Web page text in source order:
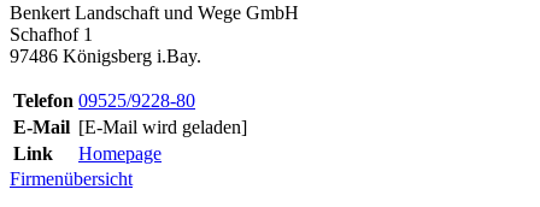
Benkert Landschaft und Wege GmbH
Schafhof 1
97486 Königsberg i.Bay.
Telefon 09525/9228-80
E-Mail [E-Mail wird geladen]
Link
Homepage
Firmenübersicht